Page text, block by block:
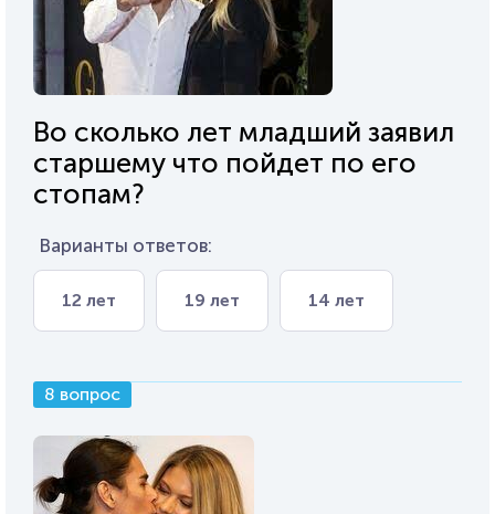
Во сколько лет младший заявил
старшему что пойдет по его
стопам?
Варианты ответов:
12 лет 19 лет 14 лет
8 вопрос